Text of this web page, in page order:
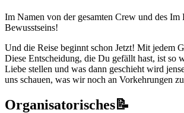
Im Namen von der gesamten Crew und des
Bewusstseins!
Und die Reise beginnt schon Jetzt! Mit jedem
Diese Entscheidung, die Du gefällt hast, ist so
Liebe stellen und was dann geschieht wird
uns schauen, was wir noch an Vorkehrungen
Organisatorisches📝